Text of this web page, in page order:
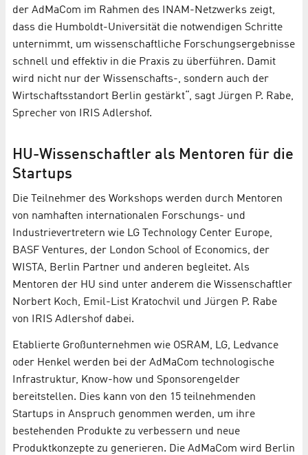
der AdMaCom im Rahmen des INAM-Netzwerks zeigt,
dass die Humboldt-Universität die notwendigen Schritte
unternimmt, um wissenschaftliche Forschungsergebnisse
schnell und effektiv in die Praxis zu überführen. Damit
wird nicht nur der Wissenschafts-, sondern auch der
Wirtschaftsstandort Berlin gestärkt“, sagt Jürgen P. Rabe,
Sprecher von IRIS Adlershof.
HU-Wissenschaftler als Mentoren für die
Startups
Die Teilnehmer des Workshops werden durch Mentoren
von namhaften internationalen Forschungs- und
Industrievertretern wie LG Technology Center Europe,
BASF Ventures, der London School of Economics, der
WISTA, Berlin Partner und anderen begleitet. Als
Mentoren der HU sind unter anderem die Wissenschaftler
Norbert Koch, Emil-List Kratochvil und Jürgen P. Rabe
von IRIS Adlershof dabei.
Etablierte Großunternehmen wie OSRAM, LG, Ledvance
oder Henkel werden bei der AdMaCom technologische
Infrastruktur, Know-how und Sponsorengelder
bereitstellen. Dies kann von den 15 teilnehmenden
Startups in Anspruch genommen werden, um ihre
bestehenden Produkte zu verbessern und neue
Produktkonzepte zu generieren. Die AdMaCom wird Berlin